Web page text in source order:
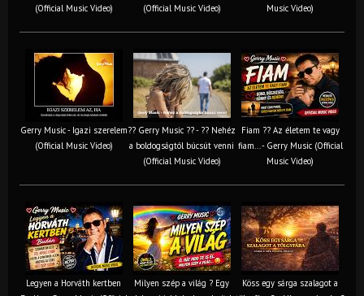
(Official Music Video)
(Official Music Video)
Music Video)
Gerry Music - Igazi szerelem
(Official Music Video)
?? Gerry Music ?? - ?? Nehéz
a boldogságtól búcsút venni
(Official Music Video)
Fiam ?‍? Az életem te vagy
fiam... - Gerry Music (Official
Music Video)
Legyen a Horváth kertben
Milyen szép a világ ? Egy
Köss egy sárga szalagot a